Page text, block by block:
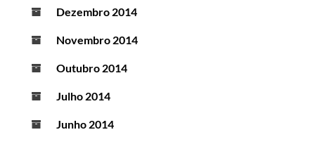
Dezembro 2014
Novembro 2014
Outubro 2014
Julho 2014
Junho 2014